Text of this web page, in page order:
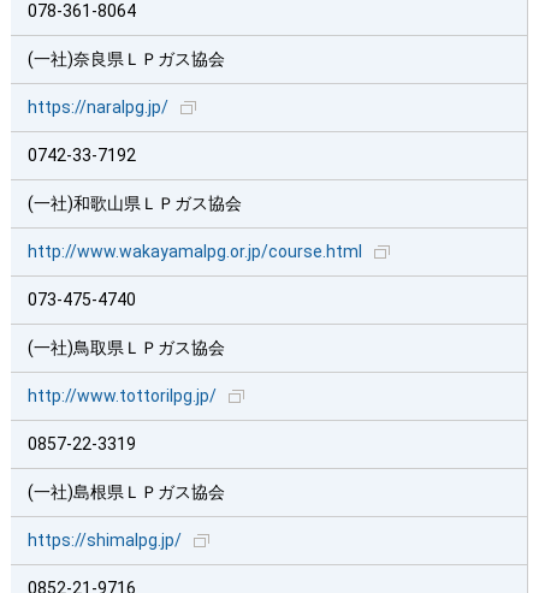
078-361-8064
(一社)奈良県ＬＰガス協会
https://naralpg.jp/
0742-33-7192
(一社)和歌山県ＬＰガス協会
http://www.wakayamalpg.or.jp/course.html
073-475-4740
(一社)鳥取県ＬＰガス協会
http://www.tottorilpg.jp/
0857-22-3319
(一社)島根県ＬＰガス協会
https://shimalpg.jp/
0852-21-9716